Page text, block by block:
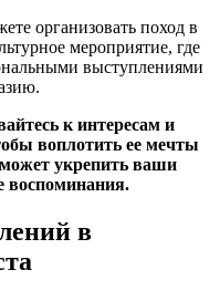
организовать поход в
мероприятие, где
выступлениями
к интересам и
воплотить ее мечты
укрепить ваши
воспоминания.
в